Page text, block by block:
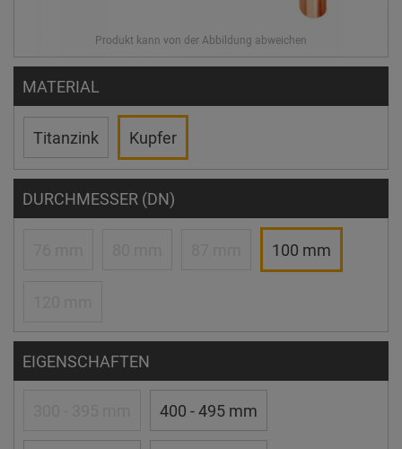
MATERIAL
Titanzink Kupfer
DURCHMESSER (DN)
100 mm
EIGENSCHAFTEN
400 - 495 mm